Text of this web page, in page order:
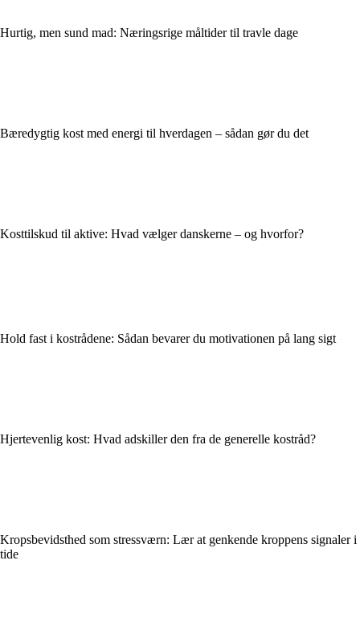
Hurtig, men sund mad: Næringsrige måltider til travle dage
Bæredygtig kost med energi til hverdagen – sådan gør du det
Kosttilskud til aktive: Hvad vælger danskerne – og hvorfor?
Hold fast i kostrådene: Sådan bevarer du motivationen på lang sigt
Hjertevenlig kost: Hvad adskiller den fra de generelle kostråd?
Kropsbevidsthed som stressværn: Lær at genkende kroppens signaler i
tide